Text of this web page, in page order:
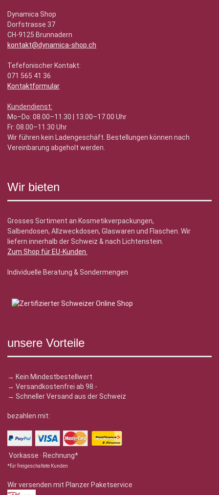
Dynamica Shop
Dorfstrasse 37
CH-9125 Brunnadern
kontakt@dynamica-shop.ch
Tefefonischer Kontakt:
071 565 41 36
Kontaktformular
Kundendienst:
Mo–Do: 08.00–11.30 | 13.00–17.00 Uhr
Fr: 08.00–11.30 Uhr
Wir führen kein Ladengeschäft. Bestellungen können nach
Vereinbarung abgeholt werden.
Wir bieten
Grosses Sortiment an Kosmetikverpackungen,
Salbendosen, Allzweckdosen, Glaswaren und Flaschen. Wir
liefern innerhalb der Schweiz & nach Lichtenstein.
Zum Shop für EU-Kunden.
Individuelle Beratung & Sondermengen
unsere Vorteile
→ Kein Mindestbestellwert
→ Versandkostenfrei ab 98.-
→ Schneller Versand aus der Schweiz
bezahlen mit:
Vorkasse · Rechnung*
*für freigeschaltete Kunden
Wir versenden mit Planzer Paketservice